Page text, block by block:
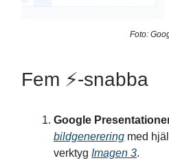
Foto:
Fem ⚡️-snabba
Google
bildgenerering med
verktyg Imagen 3.